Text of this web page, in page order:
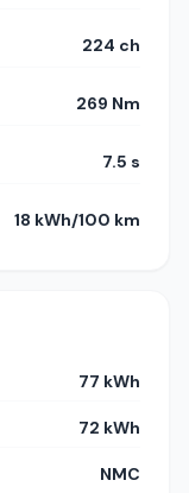
224 ch
269 Nm
7.5 s
18 kWh/100 km
77 kWh
72 kWh
NMC